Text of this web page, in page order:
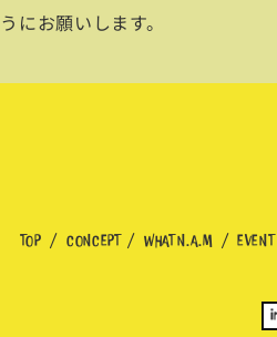
にお願いします。
TOP CONCEPT WHAT N.A.M EVENT